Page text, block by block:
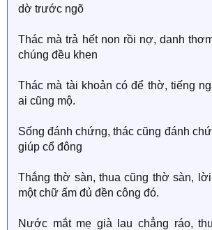
dờ trước ngõ
Thác mà trả hết non rồi nợ, danh
chúng đều khen
Thác mà tài khoản có để thờ, tiếng
ai cũng mộ.
Sống đánh chứng, thác cũng đánh
giúp cổ đông
Thắng thờ sàn, thua cũng thờ sàn,
một chữ ấm đủ đền công đó.
Nước mắt mẹ già lau chẳng ráo,